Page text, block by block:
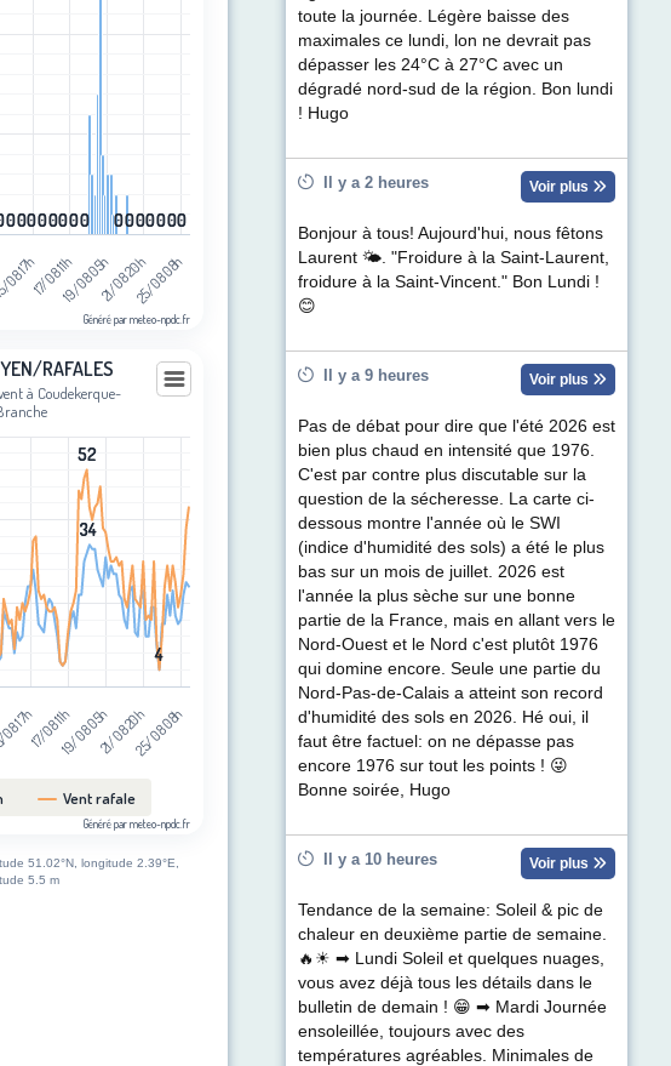
displaying Cumul de précipitations (mm). Data ranges from 0 to 1.4.
0
00
00
00
00
00
00
00
0 0
00
00
00
00
00
00
0
17h17/08 11h19/08 05h21/08 20h25/08 08h
Généré par meteo-npdc.fr
Branche
moyen/rafales
displaying categories.
displaying Vent (km/h). Data ranges from 4 to 52.
RAFALES
à Coudekerque-
34
34
4
4
52
52
Vent rafale
17h17/08 11h19/08 05h21/08 20h25/08 08h
Généré par meteo-npdc.fr
51.02°N, longitude 2.39°E,
5.5 m
toute la journée. Légère baisse des
maximales ce lundi, lon ne devrait pas
dépasser les 24°C à 27°C avec un
dégradé nord-sud de la région. Bon lundi
! Hugo
Il y a 2 heures Voir plus
Bonjour à tous! Aujourd'hui, nous fêtons
Laurent 🌤. "Froidure à la Saint-Laurent,
froidure à la Saint-Vincent." Bon Lundi !
😊
Il y a 9 heures Voir plus
Pas de débat pour dire que l'été 2026 est
bien plus chaud en intensité que 1976.
C'est par contre plus discutable sur la
question de la sécheresse. La carte ci-
dessous montre l'année où le SWI
(indice d'humidité des sols) a été le plus
bas sur un mois de juillet. 2026 est
l'année la plus sèche sur une bonne
partie de la France, mais en allant vers le
Nord-Ouest et le Nord c'est plutôt 1976
qui domine encore. Seule une partie du
Nord-Pas-de-Calais a atteint son record
d'humidité des sols en 2026. Hé oui, il
faut être factuel: on ne dépasse pas
encore 1976 sur tout les points ! 😜
Bonne soirée, Hugo
Il y a 10 heures Voir plus
Tendance de la semaine: Soleil & pic de
chaleur en deuxième partie de semaine.
🔥☀ ➡ Lundi Soleil et quelques nuages,
vous avez déjà tous les détails dans le
bulletin de demain ! 😁 ➡ Mardi Journée
ensoleillée, toujours avec des
températures agréables. Minimales de